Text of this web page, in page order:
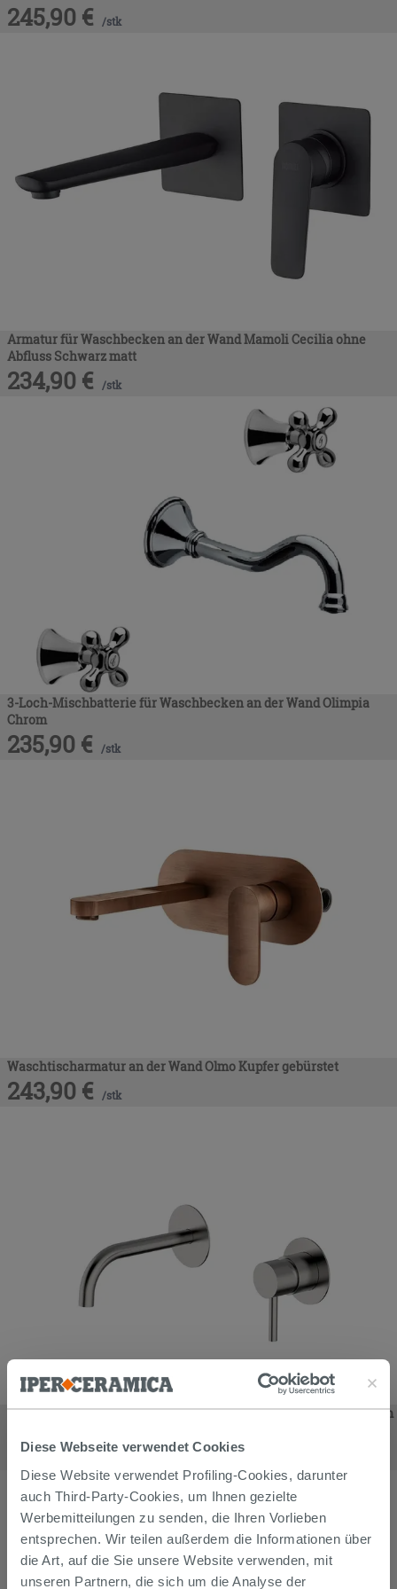
Diese Webseite verwendet Cookies
Diese Website verwendet Profiling-Cookies, darunter
auch Third-Party-Cookies, um Ihnen gezielte
Werbemitteilungen zu senden, die Ihren Vorlieben
entsprechen. Wir teilen außerdem die Informationen über
die Art, auf die Sie unsere Website verwenden, mit
unseren Partnern, die sich um die Analyse der
245,90 € /stk
Armatur für Waschbecken an der Wand Mamoli Cecilia ohne
Abfluss Schwarz matt
234,90 € /stk
3-Loch-Mischbatterie für Waschbecken an der Wand Olimpia
Chrom
235,90 € /stk
Waschtischarmatur an der Wand Olmo Kupfer gebürstet
243,90 € /stk
Einbau-Waschtischarmatur Detroit ohne Ablauf aus gebürstetem
241,90€